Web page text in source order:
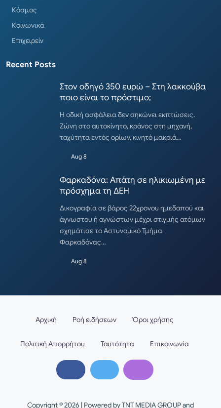
Κόσμος
Κοινωνικά
Επιχειρείν
Recent Posts
Στον οδηγό 350 ευρώ – Στη λακκούβα
ποιο είναι το πρόστιμο;
Η οδική ασφάλεια δεν σηκώνει εκπτώσεις.
Ζώνη στο αυτοκίνητο, κράνος στη μηχανή,
ταχύτητα εντός ορίων, κινητό μακριά…
Aug 8
Φαρκαδόνα: Απάτη σε ηλικιωμένη με
πρόσχημα τη ΔΕΗ
Δικογραφία σε βάρος 22χρονου ημεδαπού και
άγνωστου ή αγνώστων μέχρι στιγμής ατόμων
σχημάτισε το Αστυνομικό Τμήμα
Φαρκαδόνας…
Aug 8
Copyright © 2026 | Powered by TNT MEDIA GROUP and
Αρχική Ροή ειδήσεων Όροι χρήσης
Πολιτική Απορρήτου Ταυτότητα Επικοινωνία